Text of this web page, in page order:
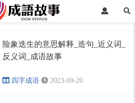
险象迭生的意思解释_造句_近义词_
反义词_成语故事
四字成语 2023-09-20